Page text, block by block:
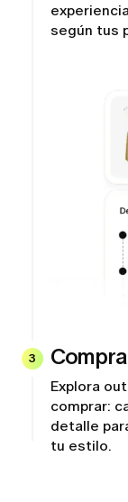
según tus
3
Explora
comprar:
detalle
tu estilo.